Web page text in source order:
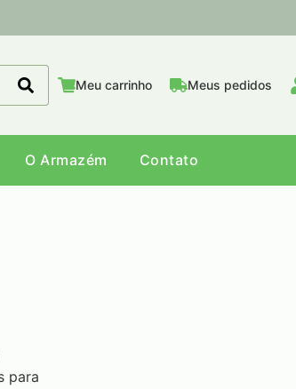
Meu carrinho Meus pedidos
O Armazém Contato
para